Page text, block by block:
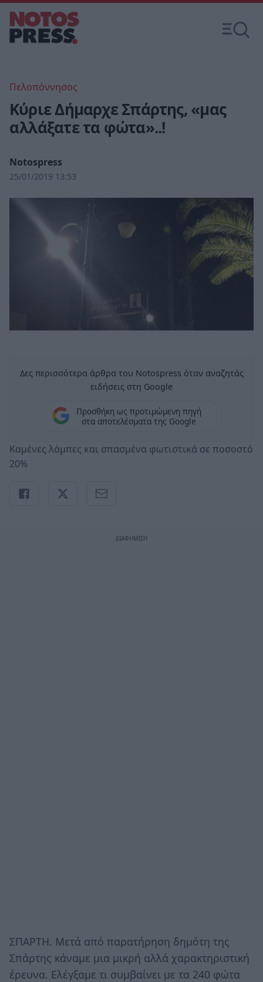
Πελοπόννησος
Κύριε Δήμαρχε Σπάρτης, «μας
αλλάξατε τα φώτα»..!
Notospress
25/01/2019 13:53
Δες περισσότερα άρθρα του Notospress όταν αναζητάς
ειδήσεις στη Google
Προσθήκη ως προτιμώμενη πηγή
στα αποτελέσματα της Google
Καμένες λάμπες και σπασμένα φωτιστικά σε ποσοστό
20%
ΣΠΑΡΤΗ. Μετά από παρατήρηση δημότη της
Σπάρτης κάναμε μια μικρή αλλά χαρακτηριστική
έρευνα. Ελέγξαμε τι συμβαίνει με τα 240 φώτα